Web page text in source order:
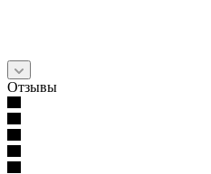
Отзывы